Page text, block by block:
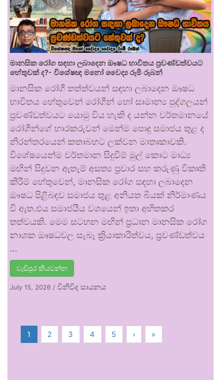
මානසික රෝග සඳහා ලබාදෙන ඖෂධ භාවිතය ප්‍රචණ්ඩත්වයට
හේතුවක් ද?- විශේෂඥ මනෝ වෛද්‍ය රූමි රූබන්
මානසික රෝගී තත්ත්වයන් සඳහා ලබාදෙන ඖෂධ
භාවිතය හේතුවෙන් රෝගීන් හෝ සාමාන්‍ය පුද්ගලයන්
ප්‍රචණ්ඩත්වයට යොමු විය හැකි ද යන්න වර්තමානයේ
රෝගීන්ගේ භාරකරුවන් මෙන්ම පොදු සමාජය තුළ ද
නිරන්තරයෙන් කතාබහට ලක්වන මාතෘකාවකි.
විශේෂයෙන්ම වර්තමාන සිදුවීම් මුල් කොට මාධ්‍ය
මඟින් සිදුවන ඇතැම් අසත්‍ය ප්‍රචාර සහ කරුණු විකෘති
කිරීම් හේතුවෙන්, මානසික රෝග සඳහා ලබාදෙන
ඖෂධ පිළිබඳව සමාජය තුළ අනියත බියක් නිර්මාණය
වී ඇත.එය සමාජයීය වශයෙන් ඉතා අහිතකර
තත්වයකි. මෙම සටහන මඟින් ප්‍රධාන මානසික රෝග
නාශක ඖෂධවල සැබෑ ක්‍රියාකාරීත්වය, ප්‍රචණ්ඩත්වය
…
වැඩිපුර කියවන්න
July 15, 2026 / විනිවිද සායනය
1 2 3 4 5 › »